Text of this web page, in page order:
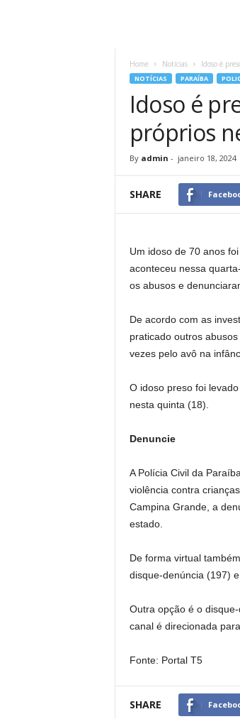
Home Notícias Idoso é
NOTÍCIAS PARAÍBA
Idoso é
próprios
By admin - janeiro 18, 2024
SHARE
Um idoso de 70 anos
aconteceu nessa
os abusos e
De acordo com as
praticado outros
vezes pelo avô na
O idoso preso foi
nesta quinta (18).
Denuncie
A Polícia Civil da
violência contra
Campina Grande, a
estado.
De forma virtual
disque-denúncia (197)
Outra opção é o
canal é direcionada
Fonte: Portal T5
SHARE